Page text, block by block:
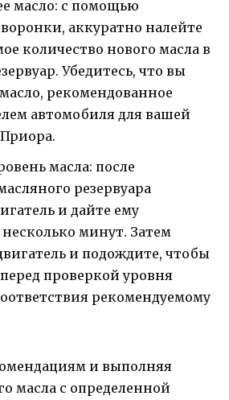
масло: с помощью
аккуратно налейте
количество нового масла в
Убедитесь, что вы
рекомендованное
автомобиля для вашей
масла: после
резервуара
и дайте ему
минут. Затем
и подождите, чтобы
проверкой уровня
рекомендуемому
и выполняя
масла с определенной